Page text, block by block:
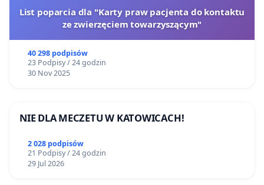
w Polsce, który znany jest na całym Śląsku, a po
rozpoznawalność.
List poparcia dla "Karty praw pacjenta do kontaktu
ze zwierzęciem towarzyszącym"
40 298 podpisów
23 Podpisy / 24 godzin
30 Nov 2025
NIE DLA MECZETU W KATOWICACH!
2 028 podpisów
21 Podpisy / 24 godzin
29 Jul 2026